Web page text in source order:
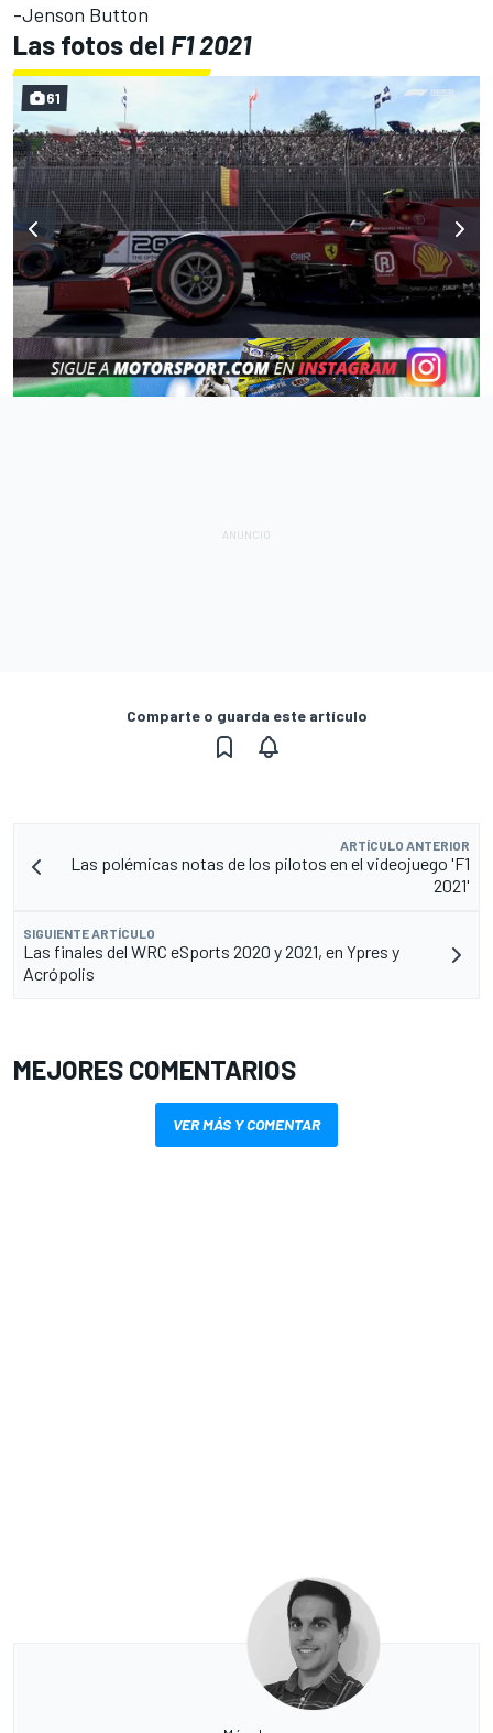
-Jenson Button
Las fotos del F1 2021
61
Comparte o guarda este artículo
ARTÍCULO ANTERIOR
Las polémicas notas de los pilotos en el videojuego 'F1
2021'
SIGUIENTE ARTÍCULO
Las finales del WRC eSports 2020 y 2021, en Ypres y
Acrópolis
MEJORES COMENTARIOS
VER MÁS Y COMENTAR